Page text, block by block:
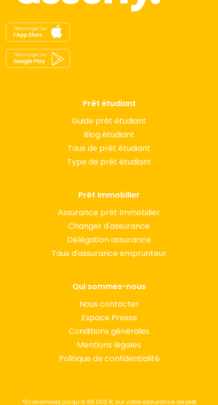
Prêt étudiant
Guide prêt étudiant
Blog étudiant
Taux de prêt étudiant
Type de prêt étudiant
Prêt immobilier
Assurance prêt Immobilier
Changer d'assurance
Délégation assurance
Taux d'assurance emprunteur
Qui sommes-nous
Nous contacter
Espace Presse
Conditions générales
Mentions légales
Politique de confidentialité
*Economisez jusqu’à 48 000 € sur votre assurance de prêt